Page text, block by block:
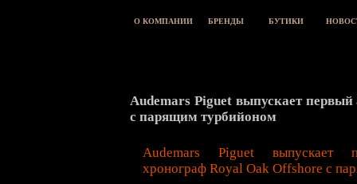
О КОМПАНИИ БРЕНДЫ БУТИКИ
Audemars Piguet выпускает
с парящим турбийоном
Audemars Piguet выпускает
хронограф Royal Oak Offshore с